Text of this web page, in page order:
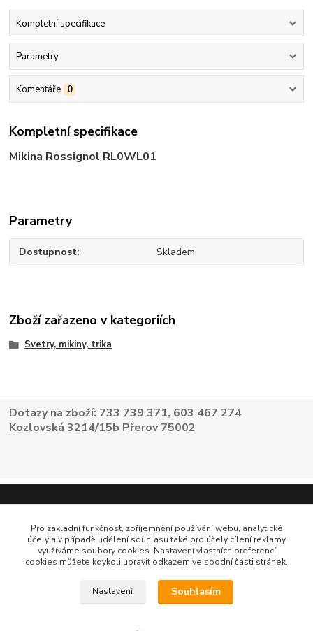
Kompletní specifikace
Parametry
Komentáře 0
Kompletní specifikace
Mikina Rossignol RL0WL01
Parametry
Dostupnost Skladem
Zboží zařazeno v kategoriích
Svetry, mikiny, trika
Dotazy na zboží: 733 739 371, 603 467 274
Kozlovská 3214/15b Přerov 75002
Pro základní funkčnost, zpříjemnění používání webu, analytické
účely a v případě udělení souhlasu také pro účely cílení reklamy
využíváme soubory cookies. Nastavení vlastních preferencí
cookies můžete kdykoli upravit odkazem ve spodní části stránek.
Nastavení Souhlasím